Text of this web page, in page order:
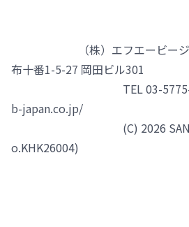
＜お問い合
（株）エフエービージャ
布十番1-5-27 岡田ビル301
TEL 03-5775-2653
b-japan.co.jp/
(C) 2026 SANRIO